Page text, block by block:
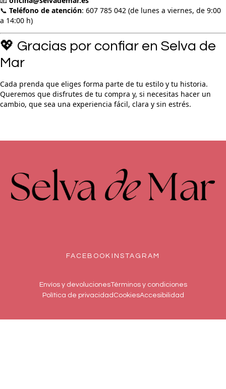
📞 Teléfono de atención: 607 785 042 (de lunes a viernes, de 9:00
a 14:00 h)
💖 Gracias por confiar en Selva de
Mar
Cada prenda que eliges forma parte de tu estilo y tu historia.
Queremos que disfrutes de tu compra y, si necesitas hacer un
cambio, que sea una experiencia fácil, clara y sin estrés.
FACEBOOK INSTAGRAM
Envíos y devolucionesTérminos y condiciones
Política de privacidad CookiesAccesibilidad